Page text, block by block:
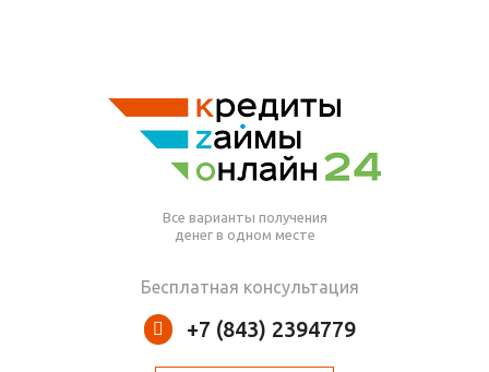
Все варианты получения
денег в одном месте
Бесплатная консультация
+7 (843) 2394779